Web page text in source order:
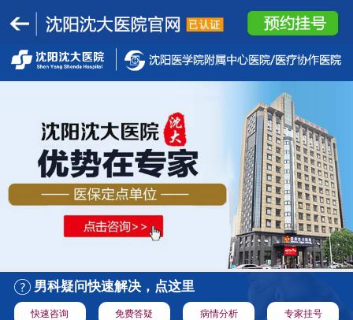
男科疑问快速解决，点这里
快速咨询 免费答疑 病情分析 专家挂号